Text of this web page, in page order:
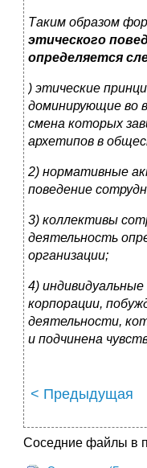
Таким образом
этического
определяется
) этические
доминирующие во
смена которых
архетипов в
2) нормативные
поведение
3) коллективы
деятельность
организации;
4)
корпорации,
деятельности,
и подчинена
< Предыдущая
Соседние файлы в